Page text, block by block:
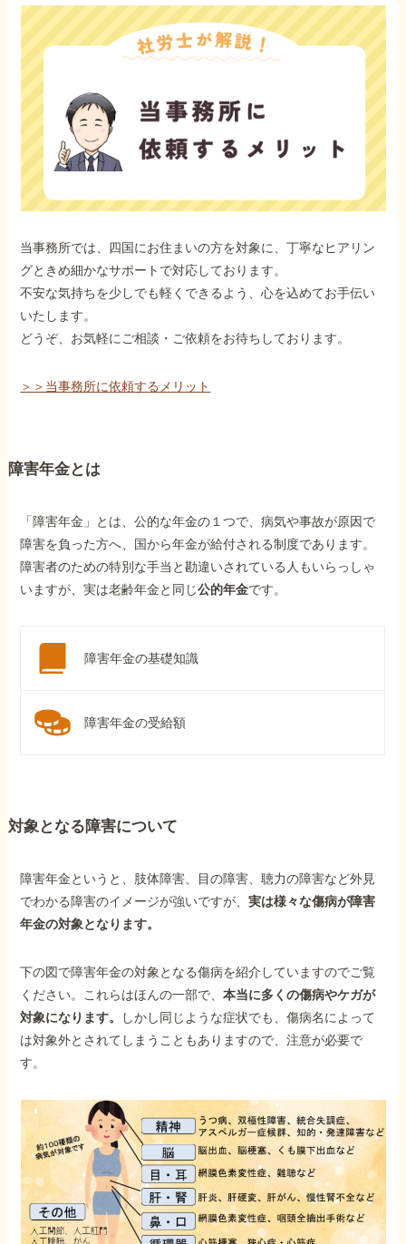
当事務所では、四国にお住まいの方を対象に、丁寧なヒアリン
グときめ細かなサポートで対応しております。
不安な気持ちを少しでも軽くできるよう、心を込めてお手伝い
いたします。
どうぞ、お気軽にご相談・ご依頼をお待ちしております。
＞＞当事務所に依頼するメリット
障害年金とは
「障害年金」とは、公的な年金の１つで、病気や事故が原因で
障害を負った方へ、国から年金が給付される制度であります。
障害者のための特別な手当と勘違いされている人もいらっしゃ
いますが、実は老齢年金と同じ公的年金です。
障害年金の基礎知識
障害年金の受給額
対象となる障害について
障害年金というと、肢体障害、目の障害、聴力の障害など外見
でわかる障害のイメージが強いですが、実は様々な傷病が障害
年金の対象となります。
下の図で障害年金の対象となる傷病を紹介していますのでご覧
ください。これらはほんの一部で、本当に多くの傷病やケガが
対象になります。
しかし同じような症状でも、傷病名によって
は対象外とされてしまうこともありますので、注意が必要で
す。